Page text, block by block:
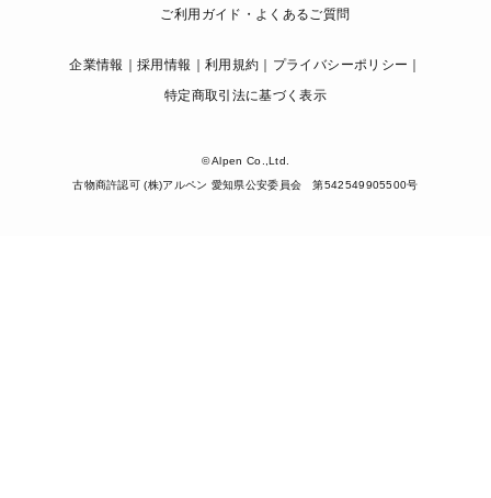
ご利用ガイド・よくあるご質問
企業情報 採用情報 利用規約
プライバシーポリシー
特定商取引法に基づく表示
© Alpen Co.,Ltd.
古物商許認可 (株)アルペン 愛知県公安委員会 第542549905500号